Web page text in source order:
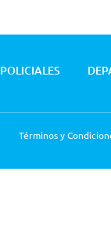
POLICIALES
Términos y